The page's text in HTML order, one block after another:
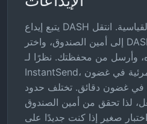
يتبع إيداع DASH عملية العملات الرقمية القياسية. انتقل
إلى أمين الصندوق، واختر DASH، وانسخ عنوان الإيداع
وأرسل من محفظتك. نظرًا لـ
InstantSend، تكون معظم الإيداعات مرئية في غضون
في غضون دقائق. تختلف حدود
لذا تحقق من أمين الصندوق
صغير إذا كنت جديدًا على